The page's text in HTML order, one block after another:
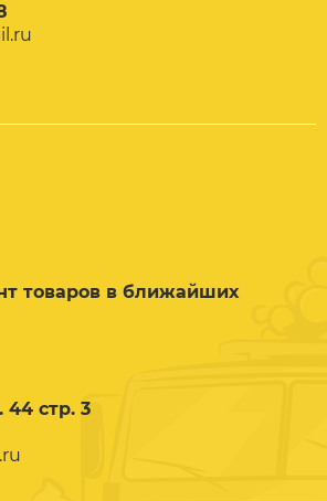
товаров в ближайших
стр. 3